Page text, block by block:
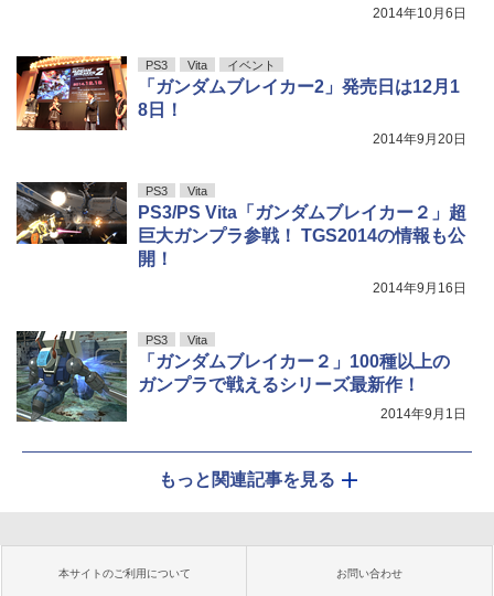
2014年10月6日
PS3 Vita イベント
「ガンダムブレイカー2」発売日は12月1
8日！
2014年9月20日
PS3 Vita
PS3/PS Vita「ガンダムブレイカー２」超
巨大ガンプラ参戦！ TGS2014の情報も公
開！
2014年9月16日
PS3 Vita
「ガンダムブレイカー２」100種以上の
ガンプラで戦えるシリーズ最新作！
2014年9月1日
もっと関連記事を見る
本サイトのご利用について お問い合わせ